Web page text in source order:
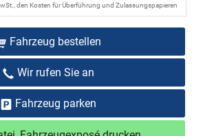
den Kosten für Überführung und Zulassungspapieren
Fahrzeug bestellen
Wir rufen Sie an
Fahrzeug parken